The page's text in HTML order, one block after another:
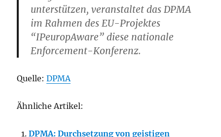
unterstützen, veranstaltet das DPMA
im Rahmen des EU-Projektes
“IPeuropAware” diese nationale
Enforcement-Konferenz.
Quelle:DPMA
Ähnliche Artikel:
DPMA: Durchsetzung von geistigen